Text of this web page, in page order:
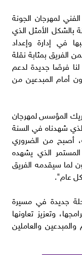
لمهرجان الجونة
بالشكل الأمثل الذي
في إدارة وإعداد
بمثابة نقلة
فرصًا جديدة لدعم
أمام المبدعين من
المؤسس لمهرجان
شهدناه في السنة
أصبح من الضروري
الذي يشهده
لما سيقدمه الفريق
عام".
جديدة في مسيرة
وتعزيز تعاونها
والعاملين